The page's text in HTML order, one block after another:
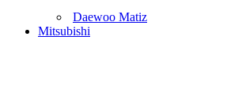
Daewoo Matiz
Mitsubishi